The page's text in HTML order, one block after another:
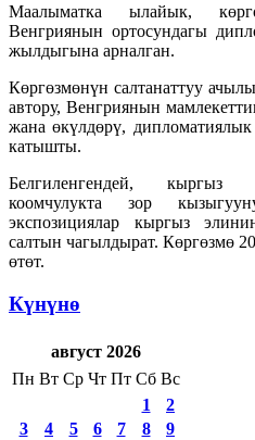
Маалыматка ылайык,
Венгриянын ортосундагы
жылдыгына арналган.
Көргөзмөнүн салтанаттуу
автору, Венгриянын
жана өкүлдөрү,
катышты.
Белгиленгендей, кыргыз
коомчулукта зор
экспозициялар кыргыз
салтын чагылдырат. Көргөзмө
өтөт.
Күнүнө
август 2026
Пн Вт Ср Чт Пт Сб Вс
1
2
3
4 5 6 7 8
9